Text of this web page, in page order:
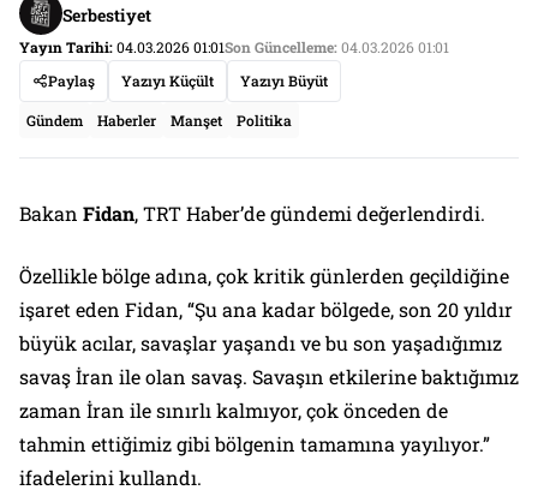
Serbestiyet
Yayın Tarihi:04.03.2026 01:01Son Güncelleme:04.03.2026 01:01
Paylaş
Yazıyı Küçült Yazıyı Büyüt
Gündem Haberler Manşet Politika
Bakan Fidan, TRT Haber’de gündemi değerlendirdi.
Özellikle bölge adına, çok kritik günlerden geçildiğine
işaret eden Fidan, “Şu ana kadar bölgede, son 20 yıldır
büyük acılar, savaşlar yaşandı ve bu son yaşadığımız
savaş İran ile olan savaş. Savaşın etkilerine baktığımız
zaman İran ile sınırlı kalmıyor, çok önceden de
tahmin ettiğimiz gibi bölgenin tamamına yayılıyor.”
ifadelerini kullandı.